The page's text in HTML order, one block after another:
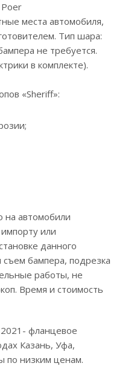
места автомобиля,
Тип шара:
не требуется.
в комплекте).
«Sheriff»:
автомобили
или
данного
бампера, подрезка
работы, не
Время и стоимость
фланцевое
Казань, Уфа,
по низким ценам.